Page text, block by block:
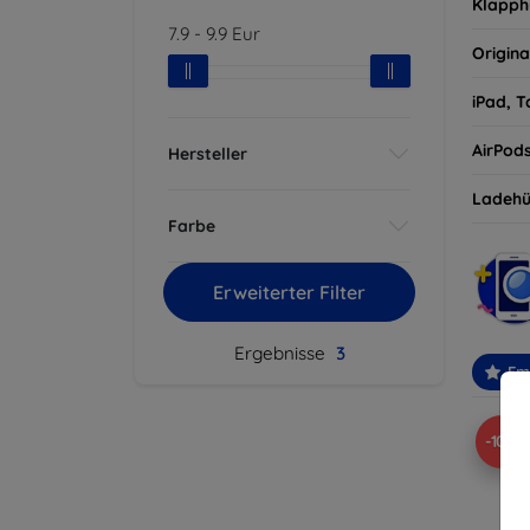
7.9 - 9.9 Eur
Hersteller
Farbe
Erweiterter Filter
Ergebnisse 3
iPad,
AirPods
-10%